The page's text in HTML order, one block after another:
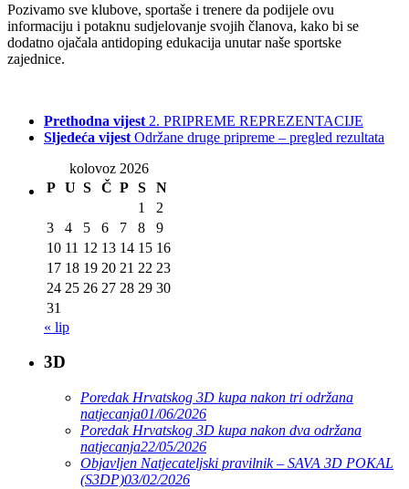
Pozivamo sve klubove, sportaše i trenere da podijele ovu
informaciju i potaknu sudjelovanje svojih članova, kako bi se
dodatno ojačala antidoping edukacija unutar naše sportske
zajednice.
Prethodna vijest 2. PRIPREME REPREZENTACIJE
Sljedeća vijest Održane druge pripreme – pregled rezultata
kolovoz 2026
P U S Č P S
N
1
2
3
4 5 6 7 8
9
10 11 12 13 14 15 16
17 18 19 20 21 22 23
24 25 26 27 28 29 30
31
« lip
3D
Poredak Hrvatskog 3D kupa nakon tri održana
natjecanja01/06/2026
Poredak Hrvatskog 3D kupa nakon dva održana
natjecanja22/05/2026
Objavljen Natjecateljski pravilnik – SAVA 3D POKAL
(S3DP)03/02/2026